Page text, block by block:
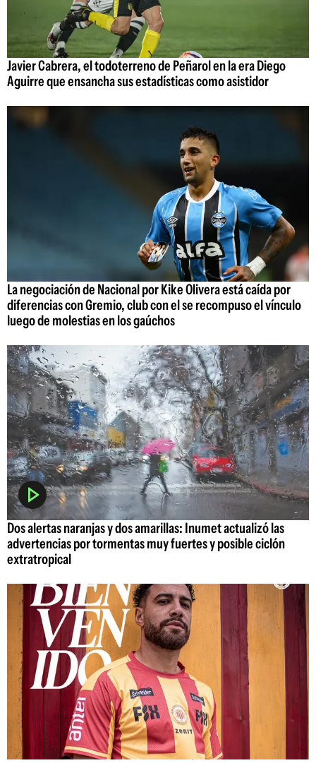
Javier Cabrera, el todoterreno de Peñarol en la era Diego
Aguirre que ensancha sus estadísticas como asistidor
La negociación de Nacional por Kike Olivera está caída por
diferencias con Gremio, club con el se recompuso el vínculo
luego de molestias en los gaúchos
Dos alertas naranjas y dos amarillas: Inumet actualizó las
advertencias por tormentas muy fuertes y posible ciclón
extratropical